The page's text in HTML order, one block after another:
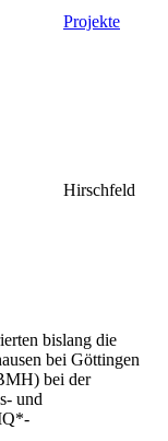
Projekte
Hirschfeld
bislang die
bei Göttingen
bei der
und